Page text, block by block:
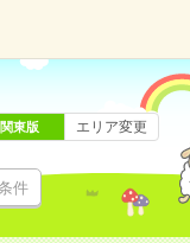
件
関東版 エリア変更